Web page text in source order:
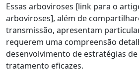
Essas arboviroses [link para o
arboviroses], além de
transmissão, apresentam
requerem uma compreensão
desenvolvimento de estratégias
tratamento eficazes.